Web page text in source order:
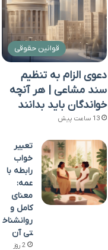
قوانین حقوقی
دعوی الزام به تنظیم
سند مشاعی | هر آنچه
خواندگان باید بدانند
13 ساعت پیش
تعبیر
خواب
رابطه با
عمه:
معنای
کامل و
روانشناخ
تی آن
2 روز